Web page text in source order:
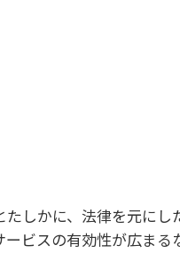
たしかに、法律を元に
ビスの有効性が広まる